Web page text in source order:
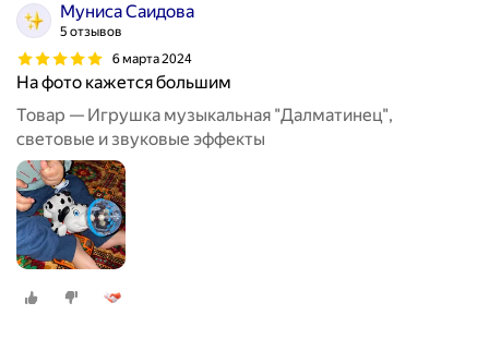
Муниса Саидова
5 отзывов
6 марта 2024
На фото кажется большим
Товар — Игрушка музыкальная "Далматинец",
световые и звуковые эффекты